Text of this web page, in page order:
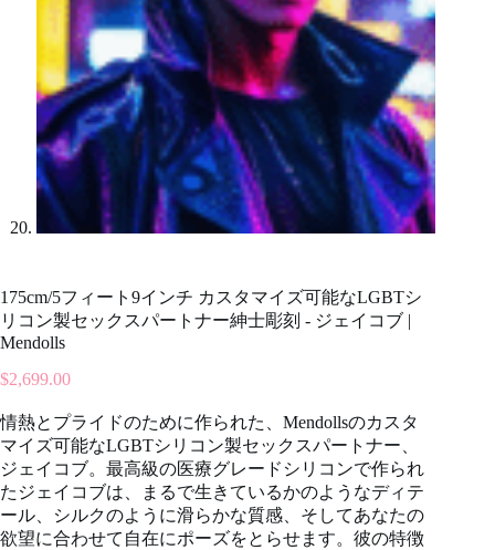
175cm/5フィート9インチ カスタマイズ可能なLGBTシ
リコン製セックスパートナー紳士彫刻 - ジェイコブ |
Mendolls
$2,699.00
情熱とプライドのために作られた、Mendollsのカスタ
マイズ可能なLGBTシリコン製セックスパートナー、
ジェイコブ。最高級の医療グレードシリコンで作られ
たジェイコブは、まるで生きているかのようなディテ
ール、シルクのように滑らかな質感、そしてあなたの
欲望に合わせて自在にポーズをとらせます。彼の特徴